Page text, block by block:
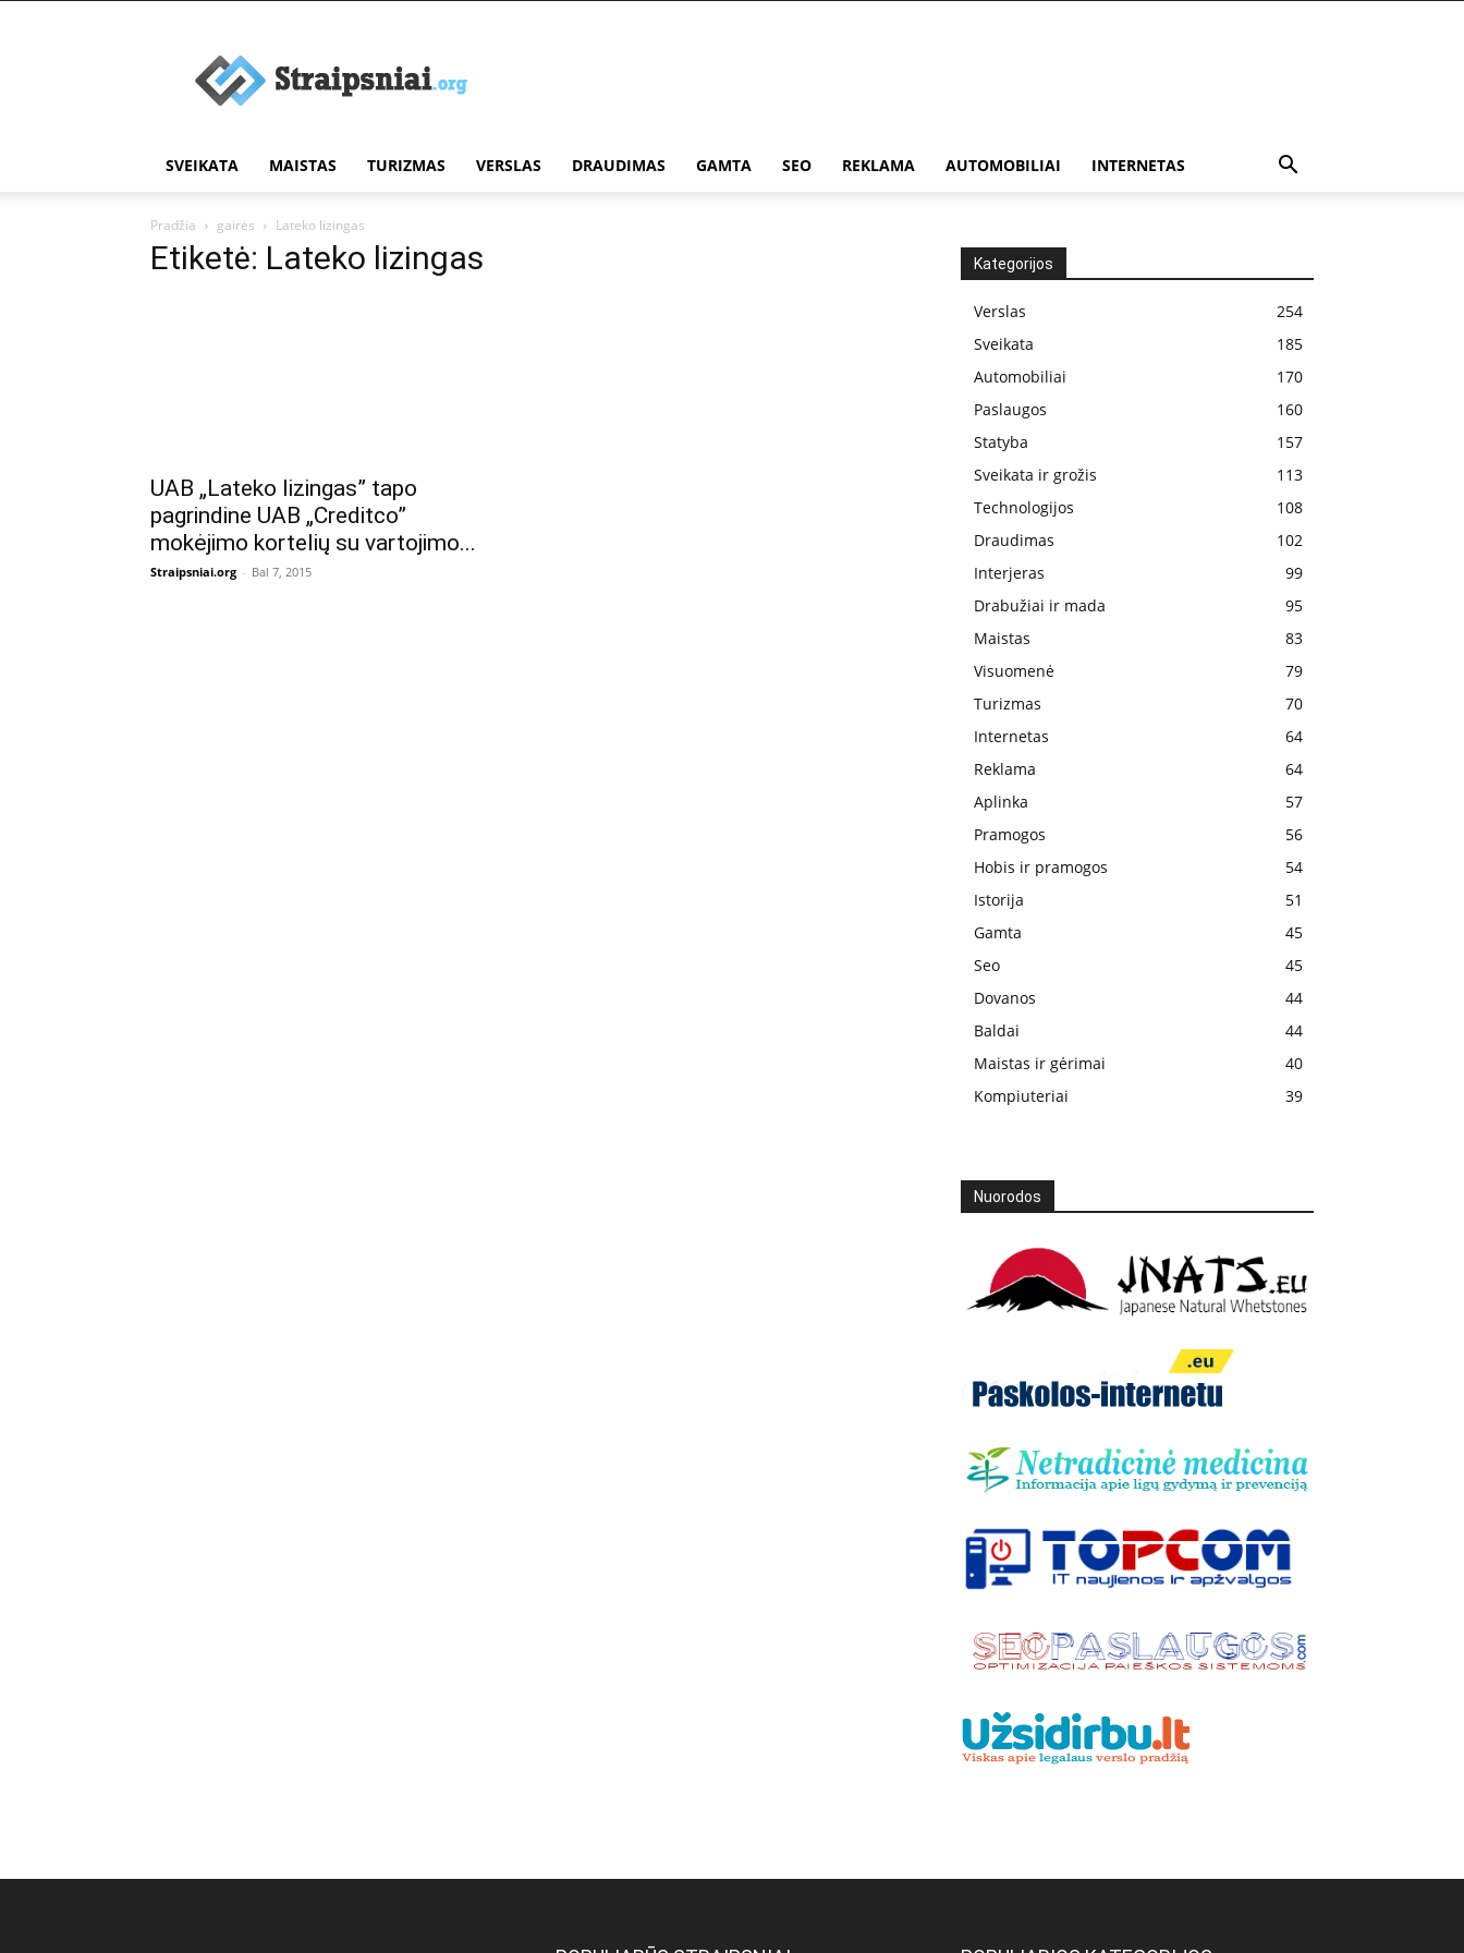
straipsniai
SVEIKATA MAISTAS TURIZMAS VERSLAS DRAUDIMAS GAMTA SEO REKLAMA AUTOMOBILIAI INTERNETAS
Pradžia gairės Lateko lizingas
Etiketė: Lateko lizingas
UAB „Lateko lizingas” tapo
pagrindine UAB „Creditco”
mokėjimo kortelių su vartojimo...
Straipsniai.org - Bal 7, 2015
Kategorijos
Verslas
254
Sveikata
185
Automobiliai
170
Paslaugos
160
Statyba
157
Sveikata ir grožis
113
Technologijos
108
Draudimas
102
Interjeras
99
Drabužiai ir mada
95
Maistas
83
Visuomenė
79
Turizmas
70
Internetas
64
Reklama
64
Aplinka
57
Pramogos
56
Hobis ir pramogos
54
Istorija
51
Gamta
45
Seo
45
Dovanos
44
Baldai
44
Maistas ir gėrimai
40
Kompiuteriai
39
Nuorodos